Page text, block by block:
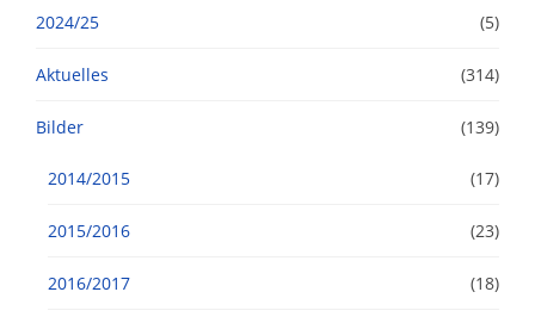
2024/25 (5)
Aktuelles (314)
Bilder (139)
2014/2015 (17)
2015/2016 (23)
2016/2017 (18)